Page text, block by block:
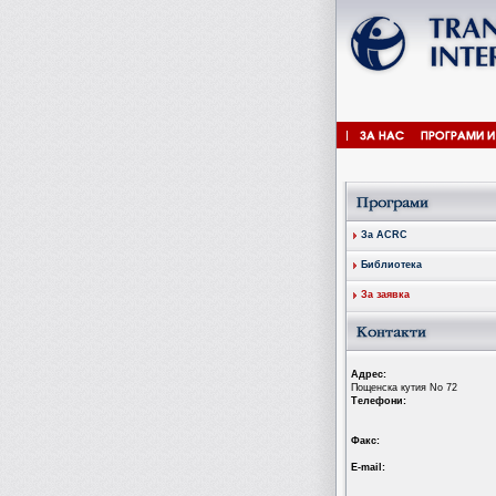
За ACRC
Библиотека
За заявка
Aдрес:
Пощенска кутия No 72
Tелефони:
Факс:
Е-mail: